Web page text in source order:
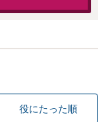
役にたった順